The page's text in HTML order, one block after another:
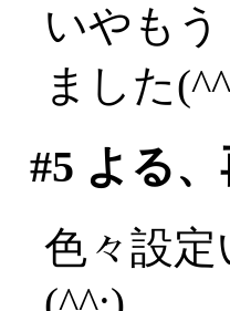
いやも
ました
#5 よる
色々設